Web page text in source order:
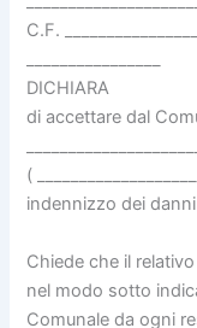
C.F.
DICHIARA
di accettare dal
(
indennizzo dei
Chiede che il
nel modo sotto
Comunale da ogni